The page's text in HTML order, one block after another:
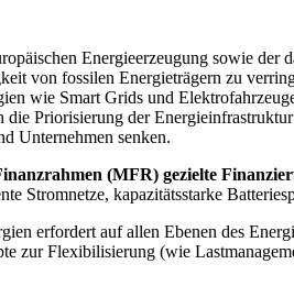
Energieerzeugung sowie
von fossilen Energieträgern zu
wie Smart Grids und
Priorisierung der
Unternehmen senken.
(MFR) gezielte
Stromnetze, kapazitätsstarke
erfordert auf allen Ebenen des
zur Flexibilisierung (wie